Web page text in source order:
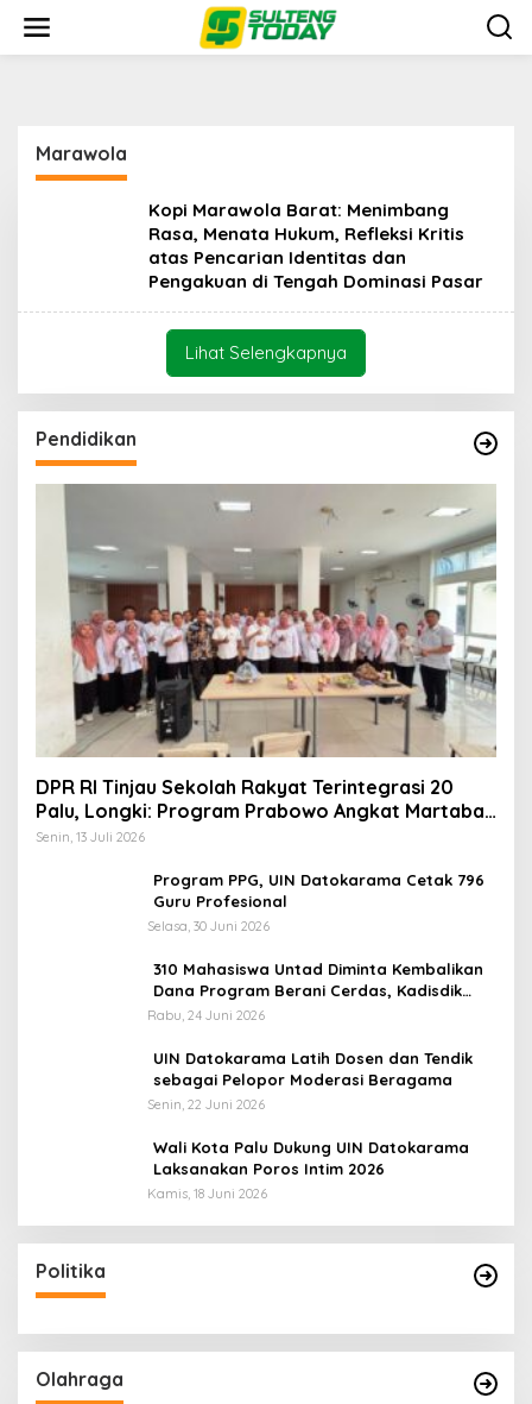
konten
Marawola
Kopi Marawola Barat: Menimbang
Rasa, Menata Hukum, Refleksi Kritis
atas Pencarian Identitas dan
Pengakuan di Tengah Dominasi Pasar
Lihat Selengkapnya
Pendidikan
DPR RI Tinjau Sekolah Rakyat Terintegrasi 20
Palu, Longki: Program Prabowo Angkat Martabat
Anak Miskin
Senin, 13 Juli 2026
Program PPG, UIN Datokarama Cetak 796
Guru Profesional
Selasa, 30 Juni 2026
310 Mahasiswa Untad Diminta Kembalikan
Dana Program Berani Cerdas, Kadisdik
Sulteng: Tidak Boleh Terima Beasiswa
Rabu, 24 Juni 2026
UIN Datokarama Latih Dosen dan Tendik
sebagai Pelopor Moderasi Beragama
Senin, 22 Juni 2026
Wali Kota Palu Dukung UIN Datokarama
Laksanakan Poros Intim 2026
Kamis, 18 Juni 2026
Politika
Olahraga